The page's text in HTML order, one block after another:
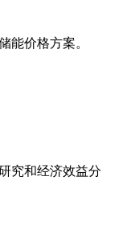
能价格方案。
究和经济效益分